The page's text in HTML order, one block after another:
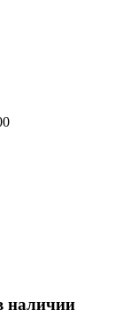
наличии